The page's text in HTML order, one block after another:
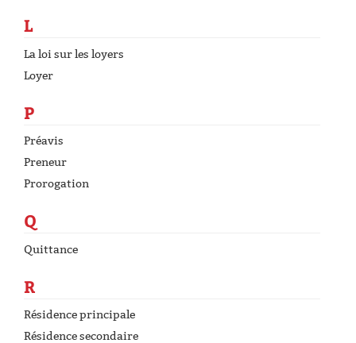
L
La loi sur les loyers
Loyer
P
Préavis
Preneur
Prorogation
Q
Quittance
R
Résidence principale
Résidence secondaire